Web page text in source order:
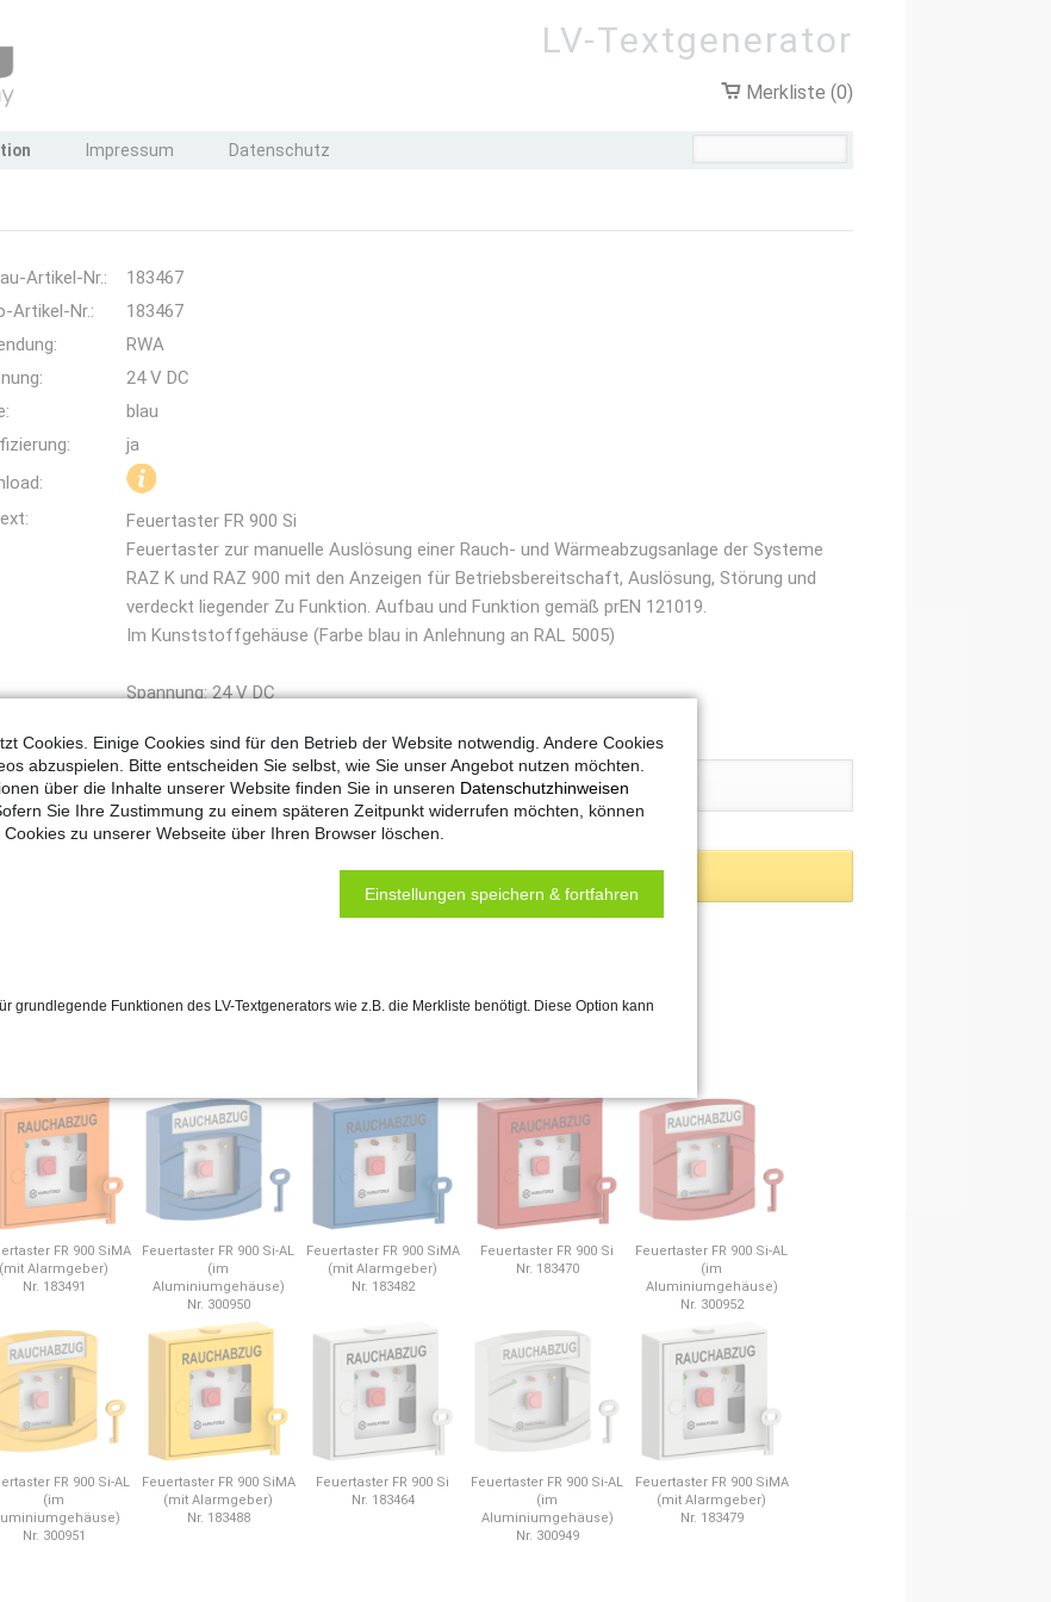
LV-Textgenerator
Merkliste (0)
Impressum Datenschutz
Artikel-Nr.:
183467
Artikel-Nr.:
183467
RWA
24 V DC
blau
ja
Feuertaster FR 900 Si
Feuertaster zur manuelle Auslösung einer Rauch- und Wärmeabzugsanlage der Systeme
RAZ K und RAZ 900 mit den Anzeigen für Betriebsbereitschaft, Auslösung, Störung und
verdeckt liegender Zu Funktion. Aufbau und Funktion gemäß prEN 121019.
Im Kunststoffgehäuse (Farbe blau in Anlehnung an RAL 5005)
Spannung: 24 V DC
FR 900 SiMA
(mit Alarmgeber)
Nr. 183491
Feuertaster FR 900 Si-AL
(im
Aluminiumgehäuse)
Nr. 300950
Feuertaster FR 900 SiMA
(mit Alarmgeber)
Nr. 183482
Feuertaster FR 900 Si
Nr. 183470
Feuertaster FR 900 Si-AL
(im
Aluminiumgehäuse)
Nr. 300952
FR 900 Si-AL
(im
Nr. 300951
Feuertaster FR 900 SiMA
(mit Alarmgeber)
Nr. 183488
Feuertaster FR 900 Si
Nr. 183464
Feuertaster FR 900 Si-AL
(im
Aluminiumgehäuse)
Nr. 300949
Feuertaster FR 900 SiMA
(mit Alarmgeber)
Nr. 183479
Cookies. Einige Cookies sind für den Betrieb der Website notwendig. Andere Cookies
abzuspielen. Bitte entscheiden Sie selbst, wie Sie unser Angebot nutzen möchten.
über die Inhalte unserer Website finden Sie in unseren Datenschutzhinweisen
Sie Ihre Zustimmung zu einem späteren Zeitpunkt widerrufen möchten, können
zu unserer Webseite über Ihren Browser löschen.
Einstellungen speichern & fortfahren
grundlegende Funktionen des LV-Textgenerators wie z.B. die Merkliste benötigt. Diese Option kann